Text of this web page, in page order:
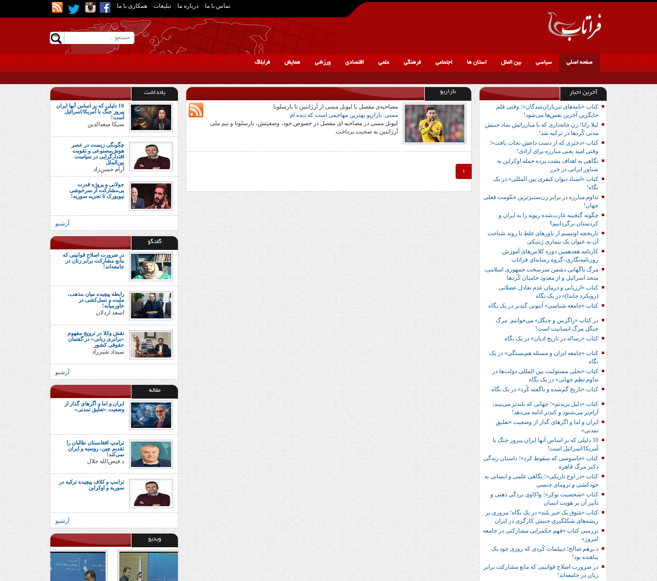
تماس با ما درباره ما تبلیغات همکاری با ما
صفحه اصلی سیاسی بین الملل استان ها اجتماعی فرهنگی علمی اقتصادی ورزشی همایش فرابلاگ
آخرین اخبار
کتاب «نامه‌های تیرباران‌شدگان»؛ وقتی قلم
جایگزین آخرین نفس‌ها می‌شود!
لیلا زانا؛ زن خانه‌داری که با مبارزاتش نماد جنبش
مدنی کُردها در ترکیه شد!
کتاب «دختری که از دست داعش نجات یافت»؛
وقتی امید یعنی مبارزه برای آزادی!
نگاهی به اهداف پشت پرده حمله اوکراین به
شناور ایرانی در خزر
کتاب «اسناد دیوان کیفری بین المللی» در یک
نگاه!
تداوم مبارزه در برابر زن‌ستیزترین حکومت فعلی
جهان!
چگونه گنجینه غارت‌شده زیویه را به ایران و
کردستان برگردانیم؟
تاریخچه اوتیسم از باورهای غلط تا روند شناخت
آن به عنوان یک بیماری ژنتیکی
کارنامه هفدهمین دوره کلاس‌های آموزش
روزنامه‌نگاری–گروه رسانه‌ای فراتاب
مرگ ناگهانی دشمن سرسخت جمهوری اسلامی،
متحد اسرائیل و از معدود حامیان کُردها
کتاب «ارزیابی و درمان عدم تعادل عضلانی
(رویکرد جاندا)» در یک نگاه
کتاب «جامعه شناسی» آنتونی گیدنز در یک نگاه
در کتاب «زاگرس و جنگل» می‌خوانیم: مرگ
جنگل مرگ انسانیت است!
کتاب «رساله در تاریخ ادیان» در یک نگاه
کتاب «جامعه ایران و مسئله هم‌بستگی» در یک
نگاه
کتاب «تجلی مسئولیت بین المللی دولت‌ها در
تداوم نظم جهانی» در یک نگاه
کتاب «تاریخ گم‌شده و ناگفته کُرد» در یک نگاه
کتاب «دلیل پریدنم»؛ جهانی که بلندتر می‌بیند،
آرام‌تر می‌شنود و کندتر ادامه می‌دهد!
ایران و اما و اگرهای گذار از وضعیت «تعلیق
تمدنی»
10 دلیلی که بر اساس آنها ایران پیروز جنگ با
آمریکا/اسرائیل است!
کتاب «جاسوسی که سقوط کرد»؛ داستان زندگی
دکتر مرگ قاهره
کتاب «در اوج تاریکی»؛ نگاهی علمی و انسانی به
خودکشی و ترومای جنسی
کتاب «شخصیت نوکر»؛ واکاوی بردگی ذهنی و
تأثیر آن بر هویت انسان
کتاب «شوق یک خیز بلند» در یک نگاه؛ مروری بر
ریشه‌های شکل‎گیری جنبش کارگری در ایران
بررسی کتاب «فهم حکمرانی مشارکتی در جامعه
امروز»
د.برهم صالح؛ دیپلمات کُردی که روزی خود یک
پناهنده بود!
در ضرورت اصلاح قوانینی که مانع مشارکت برابر
زنان در جامعه‌اند!
نازاریو
مصاحبه‌ی مفصل با لیونل مسی از آرژانتین تا بارسلونا
مسی: نازاریو بهترین مهاجمی است که دیده ام
لیونل مسی در مصاحبه ای مفصل در خصوص خود، وضعیتش، بارسلونا و تیم ملی
آرژانتین به صحبت پرداخت.
1
یادداشت
10 دلیلی که بر اساس آنها ایران
پیروز جنگ با آمریکا/اسرائیل
است!
سیکا سعدالدین
چگونگی زیست در عصر
هوش‌مصنوعی و تقویت
اقتدارگرایی در سیاست
بین‌الملل
آرام حسن‌زاد
جولانی و پروژه قدرت
بی‌مشارکت از سرخوشی
نیویورک تا تجزیه سوریه!
آرشیو
گفتگو
در ضرورت اصلاح قوانینی که
مانع مشارکت برابر زنان در
جامعه‌اند!
رابطه پیچیده میان مذهب،
ملیت و نسل‌کشی در
خاورمیانه!
اسعد اردلان
نقش وکلا در ترویج مفهوم
«برابری زبانی» در گفتمان
حقوقی کشور
سیداد شیرزاد
آرشیو
مقاله
ایران و اما و اگرهای گذار از
وضعیت «تعلیق تمدنی»
ترامپ افغانستان طالبان را
تقدیم چین، روسیه و ایران
نمی‌کند!
د.فیض‌الله جلال
ترامپ و کلاف پیچیده ترکیه در
سوریه و اوکراین
آرشیو
ویدیو